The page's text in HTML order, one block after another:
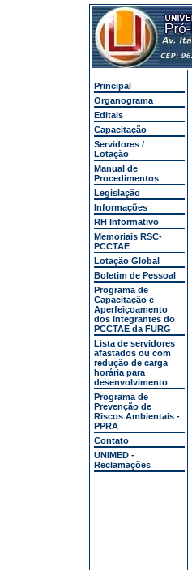
Principal
Organograma
Editais
Capacitação
Servidores /
Lotação
Manual de
Procedimentos
Legislação
Informações
RH Informativo
Memoriais RSC-
PCCTAE
Lotação Global
Boletim de Pessoal
Programa de
Capacitação e
Aperfeiçoamento
dos Integrantes do
PCCTAE da FURG
Lista de servidores
afastados ou com
redução de carga
horária para
desenvolvimento
Programa de
Prevenção de
Riscos Ambientais -
PPRA
Contato
UNIMED -
Reclamações